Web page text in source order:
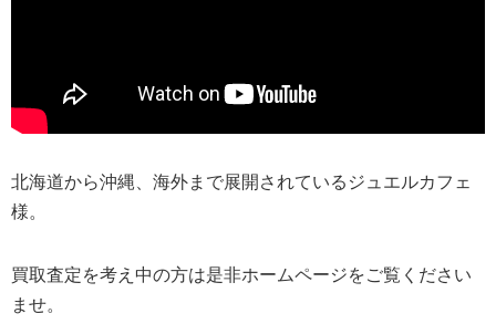
北海道から沖縄、海外まで展開されているジュエルカフェ
様。
買取査定を考え中の方は是非ホームページをご覧ください
ませ。